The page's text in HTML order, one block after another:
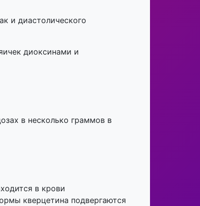
и диастолического
диоксинами и
в несколько граммов в
в крови
кверцетина подвергаются